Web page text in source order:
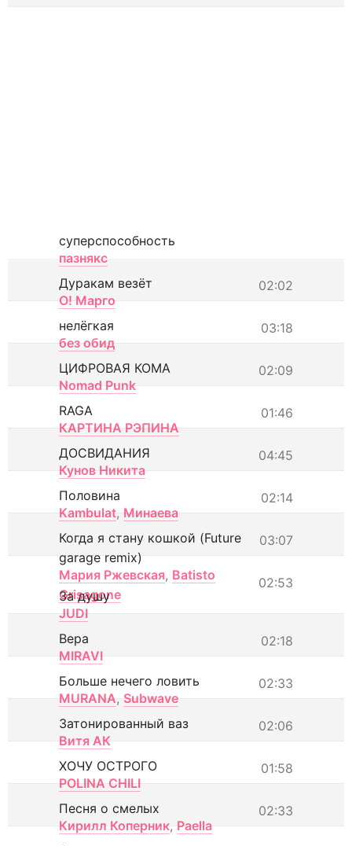
суперспособность
пазнякс
02:02
Дуракам везёт
О! Марго
03:18
нелёгкая
без обид
02:09
ЦИФРОВАЯ КОМА
Nomad Punk
01:46
RAGA
КАРТИНА РЭПИНА
04:45
ДОСВИДАНИЯ
Кунов Никита
02:14
Половина
Kambulat, Минаева
03:07
Когда я стану кошкой (Future
garage remix)
Мария Ржевская, Batisto
Grisagone
02:53
За душу
JUDI
02:18
Вера
MIRAVI
02:33
Больше нечего ловить
MURANA, Subwave
02:06
Затонированный ваз
Витя АК
01:58
ХОЧУ ОСТРОГО
POLINA CHILI
02:33
Песня о смелых
Кирилл Коперник, Paella